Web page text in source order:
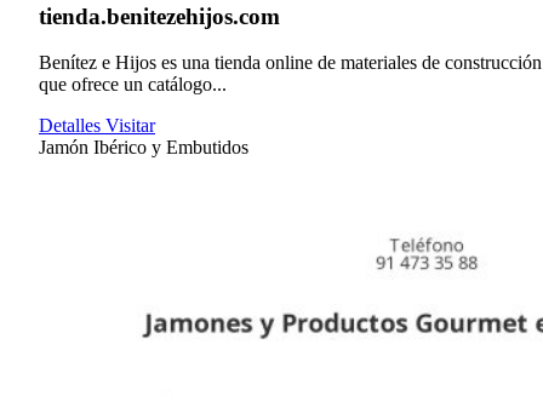
tienda.benitezehijos.com
Benítez e Hijos es una tienda online de materiales de construcción
que ofrece un catálogo...
Detalles Visitar
Jamón Ibérico y Embutidos